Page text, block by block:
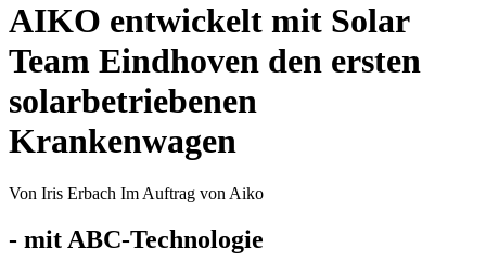
AIKO entwickelt mit Solar
Team Eindhoven den ersten
solarbetriebenen
Krankenwagen
Von Iris Erbach Im Auftrag von Aiko
- mit ABC-Technologie